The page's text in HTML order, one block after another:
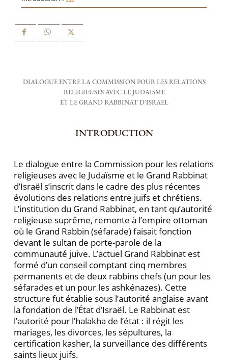
DIALOGUE ENTRE LA COMMISSION POUR LES RELATIONS
RELIGIEUSES AVEC LE JUDAISME
ET LE GRAND RABBINAT D'ISRAEL
INTRODUCTION
Le dialogue entre la Commission pour les relations
religieuses avec le Judaïsme et le Grand Rabbinat
d’Israël s’inscrit dans le cadre des plus récentes
évolutions des relations entre juifs et chrétiens.
L’institution du Grand Rabbinat, en tant qu’autorité
religieuse suprême, remonte à l’empire ottoman
où le Grand Rabbin (séfarade) faisait fonction
devant le sultan de porte-parole de la
communauté juive. L’actuel Grand Rabbinat est
formé d’un conseil comptant cinq membres
permanents et de deux rabbins chefs (un pour les
séfarades et un pour les ashkénazes). Cette
structure fut établie sous l’autorité anglaise avant
la fondation de l’État d’Israël. Le Rabbinat est
l’autorité pour l’halakha de l’état : il régit les
mariages, les divorces, les sépultures, la
certification kasher, la surveillance des différents
saints lieux juifs.